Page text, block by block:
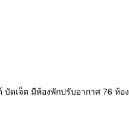
ดเจ็ต มีห้องพักปรับอากาศ 76 ห้อง